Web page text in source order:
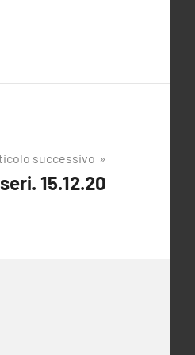
successivo
15.12.20